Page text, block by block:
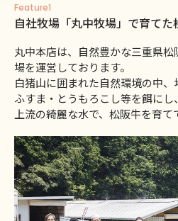
Feature1
自社牧場「丸中牧場」で育てた
丸中本店は、自然豊かな三重県
場を運営しております。
白猪山に囲まれた自然環境の中、
ふすま・とうもろこし等を餌に
上流の綺麗な水で、松阪牛を育て